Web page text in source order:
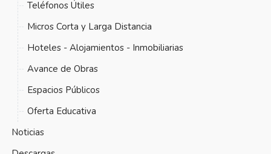
Teléfonos Útiles
Micros Corta y Larga Distancia
Hoteles - Alojamientos - Inmobiliarias
Avance de Obras
Espacios Públicos
Oferta Educativa
Noticias